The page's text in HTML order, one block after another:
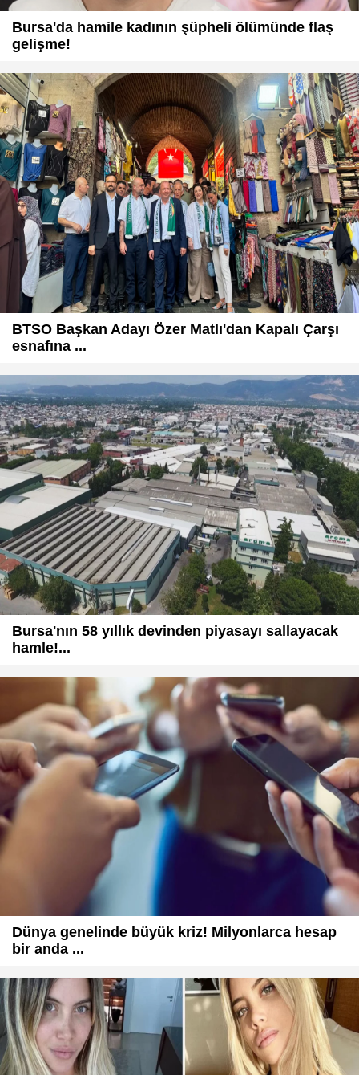
Bursa'da hamile kadının şüpheli ölümünde flaş
gelişme!
BTSO Başkan Adayı Özer Matlı'dan Kapalı Çarşı
esnafına ...
Bursa'nın 58 yıllık devinden piyasayı sallayacak
hamle!...
Dünya genelinde büyük kriz! Milyonlarca hesap
bir anda ...